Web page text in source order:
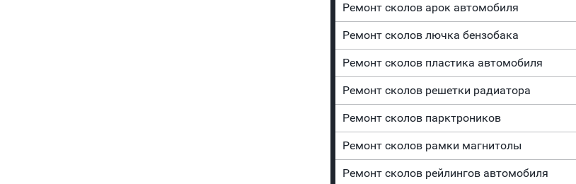
Ремонт сколов арок автомобиля
Ремонт сколов лючка бензобака
Ремонт сколов пластика автомобиля
Ремонт сколов решетки радиатора
Ремонт сколов парктроников
Ремонт сколов рамки магнитолы
Ремонт сколов рейлингов автомобиля